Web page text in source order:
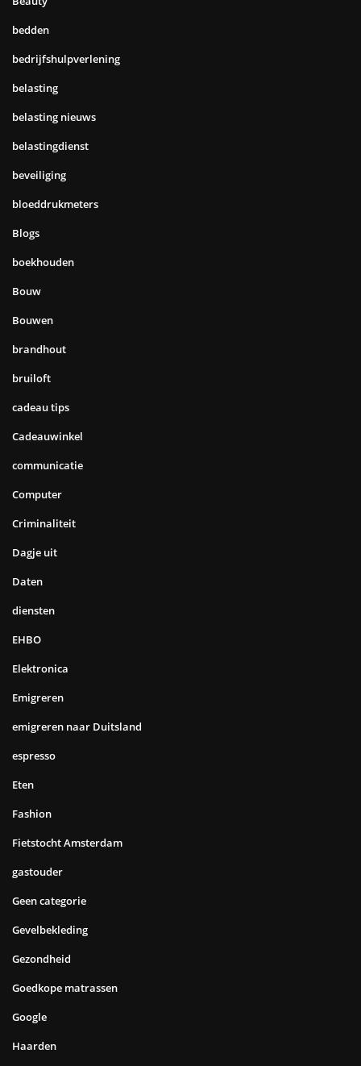
bedden
bedrijfshulpverlening
belasting
belasting nieuws
belastingdienst
beveiliging
bloeddrukmeters
Blogs
boekhouden
Bouw
Bouwen
brandhout
bruiloft
cadeau tips
Cadeauwinkel
communicatie
Computer
Criminaliteit
Dagje uit
Daten
diensten
EHBO
Elektronica
Emigreren
emigreren naar Duitsland
espresso
Eten
Fashion
Fietstocht Amsterdam
gastouder
Geen categorie
Gevelbekleding
Gezondheid
Goedkope matrassen
Google
Haarden